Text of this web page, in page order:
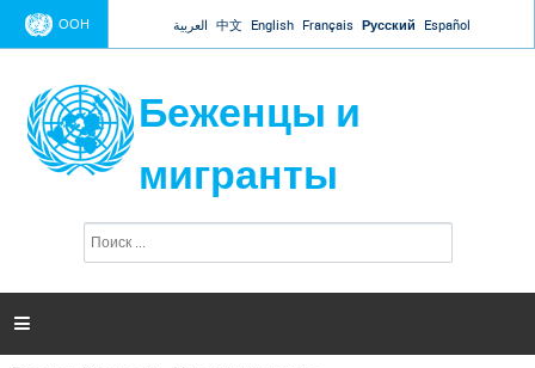
Jump to navigation
ООН العربية 中文 English Français Русский Español
Беженцы и
мигранты
п
и
